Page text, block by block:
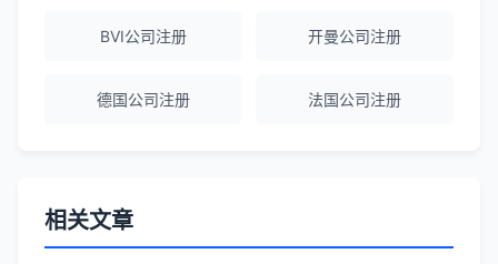
泰国公司注册和银行开户服务高效，推
刘总
泰国BOI申请+建厂规划一站式服务，完
BVI公司注册 开曼公司注册
德国公司注册 法国公司注册
相关文章